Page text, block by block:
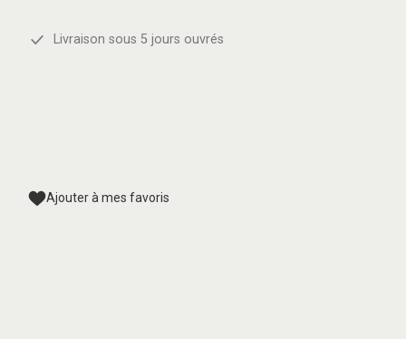
Livraison sous 5 jours ouvrés
Ajouter à mes favoris